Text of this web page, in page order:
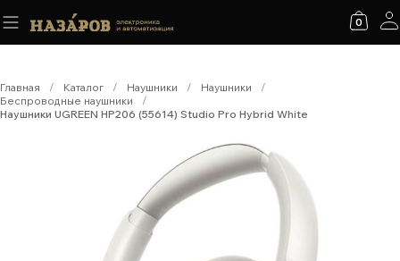
0
Главная / Каталог / Наушники / Наушники
/
Беспроводные наушники
/
Наушники UGREEN HP206 (55614) Studio Pro Hybrid White